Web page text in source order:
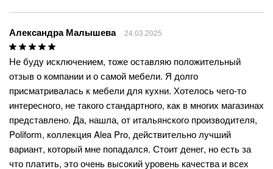
Александра Малышева 24.03.2025
Не буду исключением, тоже оставляю положительный
отзыв о компании и о самой мебели. Я долго
присматривалась к мебели для кухни. Хотелось чего-то
интересного, не такого стандартного, как в многих магазинах
представлено. Да, нашла, от итальянского производителя,
Poliform, коллекция Alea Pro, действительно лучший
вариант, который мне попадался. Стоит денег, но есть за
что платить, это очень высокий уровень качества и всех